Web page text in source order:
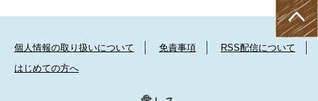
個人情報の取り扱いについて 免責事項
RSS配信について
はじめての方へ